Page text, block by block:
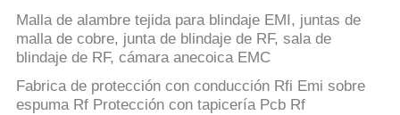
Malla de alambre tejida para blindaje EMI, juntas de
malla de cobre, junta de blindaje de RF, sala de
blindaje de RF, cámara anecoica EMC
Fabrica de protección con conducción Rfi Emi sobre
espuma Rf Protección con tapicería Pcb Rf